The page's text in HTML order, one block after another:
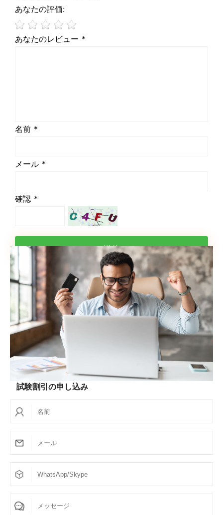
あなたの評価:
あなたのレビュー *
名前 *
メール *
確認 *
送信
試験割引の申し込み